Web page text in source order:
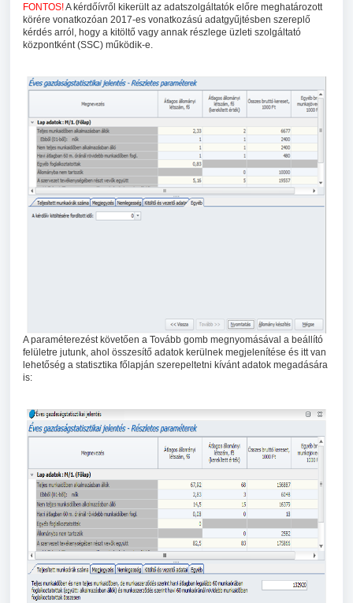
FONTOS!A kérdőívről kikerült az adatszolgáltatók előre meghatározott
körére vonatkozóan 2017-es vonatkozású adatgyűjtésben szereplő
kérdés arról, hogy a kitöltő vagy annak részlege üzleti szolgáltató
központként (SSC) működik-e.
A paraméterezést követően a Tovább gomb megnyomásával a beállító
felületre jutunk, ahol összesítő adatok kerülnek megjelenítése és itt van
lehetőség a statisztika főlapján szerepeltetni kívánt adatok megadására
is: